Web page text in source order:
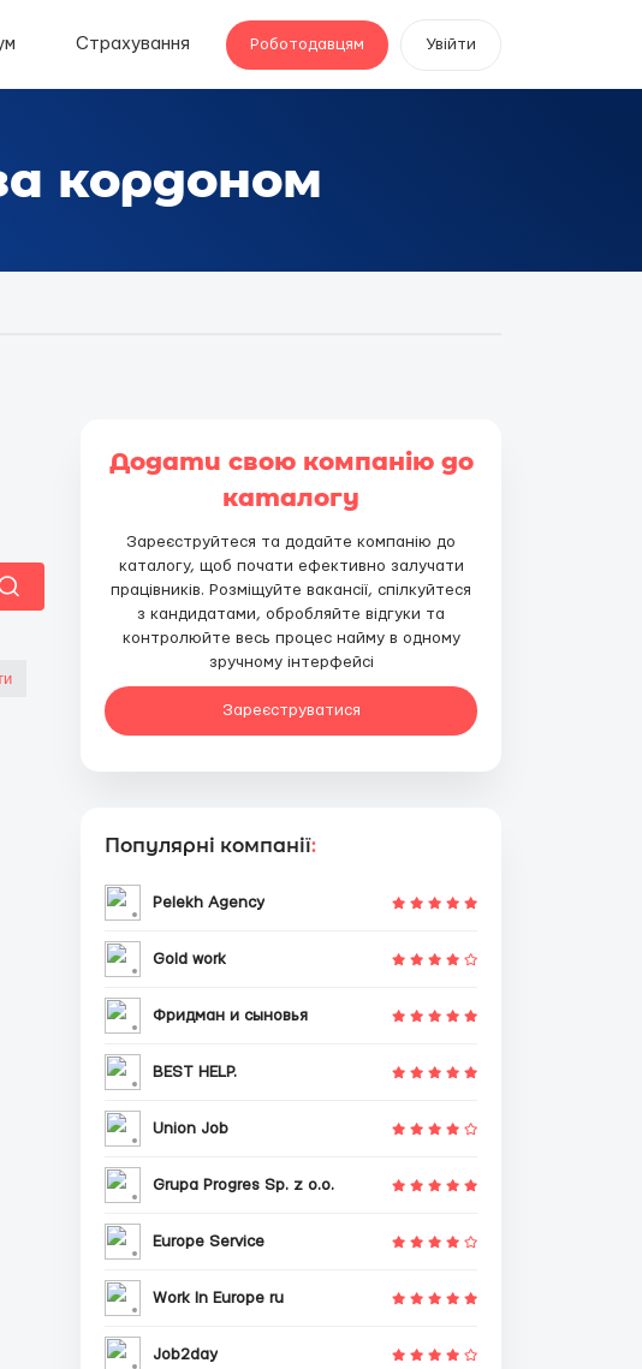
Страхування Роботодавцям Увійти
кордоном
Додати свою компанію до
каталогу
Зареєструйтеся та додайте компанію до
каталогу, щоб почати ефективно залучати
працівників. Розміщуйте вакансії, спілкуйтеся
з кандидатами, обробляйте відгуки та
контролюйте весь процес найму в одному
зручному інтерфейсі
Зареєструватися
Популярні компанії:
Pelekh Agency
Gold work
Фридман и сыновья
BEST HELP.
Union Job
Grupa Progres Sp. z o.o.
Europe Service
Work In Europe ru
Job2day